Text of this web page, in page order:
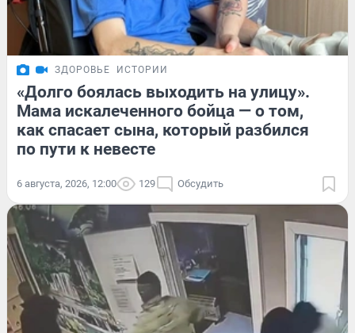
ЗДОРОВЬЕ ИСТОРИИ
«Долго боялась выходить на улицу».
Мама искалеченного бойца — о том,
как спасает сына, который разбился
по пути к невесте
6 августа, 2026, 12:00 129 Обсудить